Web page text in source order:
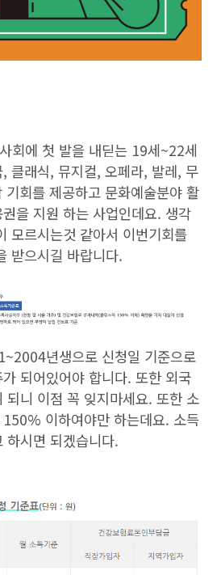
회에 첫 발을 내딛는 19세~22세
클래식, 뮤지컬, 오페라, 발레, 무
회를 제공하고 문화예술분야 활
을 지원 하는 사업인데요. 생각
모르시는것 같아서 이번기회를
받으시길 바랍니다.
년생으로 신청일 기준으로
되어있어야 합니다. 또한 외국
되니 이점 꼭 잊지마세요. 또한 소
이하여야만 하는데요. 소득
하시면 되겠습니다.